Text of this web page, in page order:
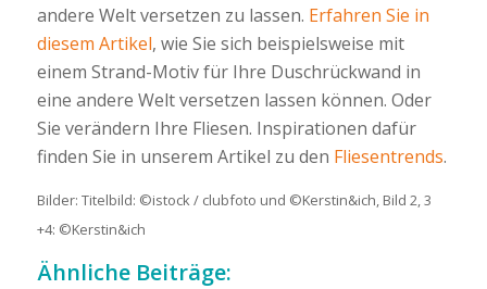
andere Welt versetzen zu lassen. Erfahren Sie in
diesem Artikel, wie Sie sich beispielsweise mit
einem Strand-Motiv für Ihre Duschrückwand in
eine andere Welt versetzen lassen können. Oder
Sie verändern Ihre Fliesen. Inspirationen dafür
finden Sie in unserem Artikel zu den Fliesentrends.
Bilder: Titelbild: ©istock / clubfoto und ©Kerstin&ich, Bild 2, 3
+4: ©Kerstin&ich
Ähnliche Beiträge: